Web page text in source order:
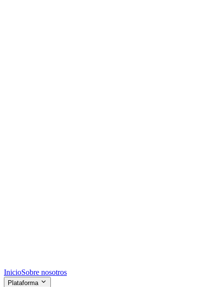
InicioSobre nosotros
Plataforma